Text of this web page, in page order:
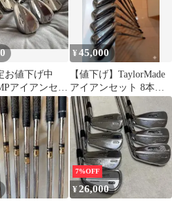
お値下げ中
アイアンセッ
ルバッ5-Pウェ
¥45,000
【値下げ】TaylorMade
アイアンセット 8本セ
ット 純正シャフトR
7%OFF
¥26,000